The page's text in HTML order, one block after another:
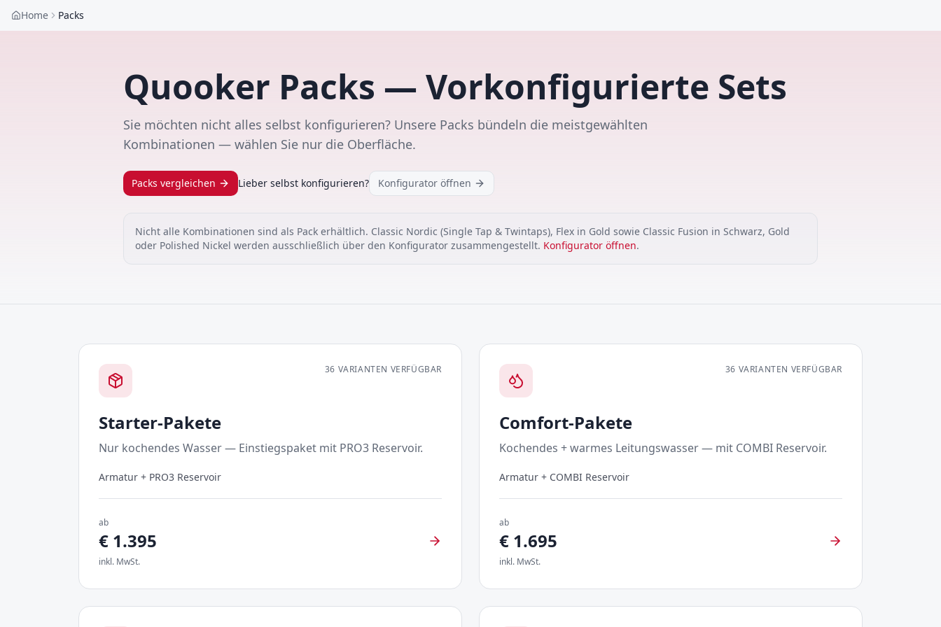
Home Packs
Quooker Packs — Vorkonfigurierte Sets
Sie möchten nicht alles selbst konfigurieren? Unsere Packs bündeln die meistgewählten
Kombinationen — wählen Sie nur die Oberfläche.
Packs vergleichen Lieber selbst konfigurieren? Konfigurator öffnen
Nicht alle Kombinationen sind als Pack erhältlich. Classic Nordic (Single Tap & Twintaps), Flex in Gold sowie Classic Fusion in Schwarz, Gold
oder Polished Nickel werden ausschließlich über den Konfigurator zusammengestellt. Konfigurator öffnen.
36 VARIANTEN VERFÜGBAR
Starter-Pakete
Nur kochendes Wasser — Einstiegspaket mit PRO3 Reservoir.
Armatur + PRO3 Reservoir
ab
€ 1.395
inkl. MwSt.
36 VARIANTEN VERFÜGBAR
Comfort-Pakete
Kochendes + warmes Leitungswasser — mit COMBI Reservoir.
Armatur + COMBI Reservoir
ab
€ 1.695
inkl. MwSt.